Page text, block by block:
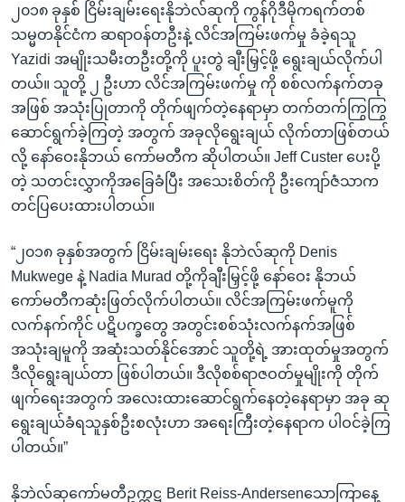
၂၀၁၈ ခုနှစ် ငြိမ်းချမ်းရေးနိုဘဲလ်ဆုကို ကွန်ဂိုဒီမိုကရက်တစ်
သမ္မတနိုင်ငံက ဆရာဝန်တဦးနဲ့ လိင်အကြမ်းဖက်မှု ခံခဲ့ရသူ
Yazidi အမျိုးသမီးတဦးတို့ကို ပူးတွဲ ချီးမြှင့်ဖို့ ရွေးချယ်လိုက်ပါ
တယ်။ သူတို့ ၂ ဦးဟာ လိင်အကြမ်းဖက်မှု ကို စစ်လက်နက်တခု
အဖြစ် အသုံးပြုတာကို တိုက်ဖျက်တဲ့နေရာမှာ တက်တက်ကြွကြွ
ဆောင်ရွက်ခဲ့ကြတဲ့ အတွက် အခုလိုရွေးချယ် လိုက်တာဖြစ်တယ်
လို့ နော်ဝေးနိုဘယ် ကော်မတီက ဆိုပါတယ်။ Jeff Custer ပေးပို့
တဲ့ သတင်းလွှာကိုအခြေခံပြီး အသေးစိတ်ကို ဦးကျော်ဇံသာက
တင်ပြပေးထားပါတယ်။
“၂၀၁၈ ခုနှစ်အတွက် ငြိမ်းချမ်းရေး နိုဘဲလ်ဆုကို Denis
Mukwege နဲ့ Nadia Murad တို့ကိုချီးမြှင့်ဖို့ နော်ဝေး နိုဘယ်
ကော်မတီကဆုံးဖြတ်လိုက်ပါတယ်။ လိင်အကြမ်းဖက်မူကို
လက်နက်ကိုင် ပဋိပက္ခတွေ အတွင်းစစ်သုံးလက်နက်အဖြစ်
အသုံးချမူကို အဆုံးသတ်နိုင်အောင် သူတို့ရဲ့ အားထုတ်မှုအတွက်
ဒီလိုရွေးချယ်တာ ဖြစ်ပါတယ်။ ဒီလိုစစ်ရာဇဝတ်မှုမျိုးကို တိုက်
ဖျက်ရေးအတွက် အလေးထားဆောင်ရွက်နေတဲ့နေရာမှာ အခု ဆု
ရွေးချယ်ခံရသူနှစ်ဦးစလုံးဟာ အရေးကြီးတဲ့နေရာက ပါဝင်ခဲ့ကြ
ပါတယ်။”
နိုဘဲလ်ဆုကော်မတီဥက္ကဋ္ဌ Berit Reiss-Andersenသောကြာနေ့